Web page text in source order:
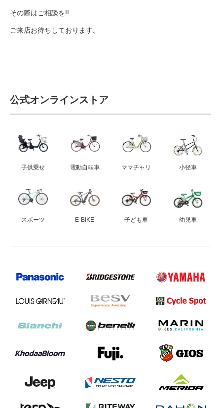
店舗ブログ
メディア
求人情報
法人様
会社概要
その際はご相談を!!
ご来店お待ちしております。
公式オンラインストア
子供乗せ 電動自転車 ママチャリ 小径車
スポーツ E-BIKE 子ども車 幼児車